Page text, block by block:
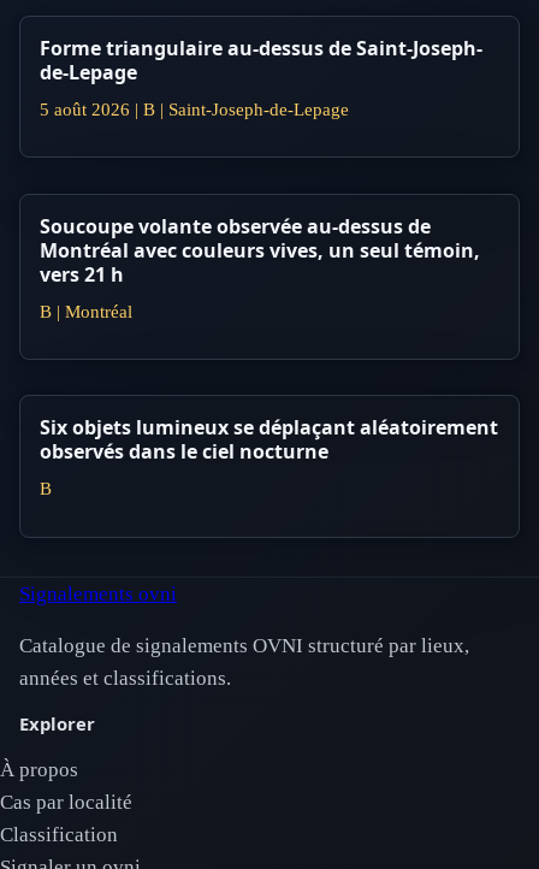
Forme triangulaire au-dessus de Saint-Joseph-
de-Lepage
5 août 2026 | B | Saint-Joseph-de-Lepage
Soucoupe volante observée au-dessus de
Montréal avec couleurs vives, un seul témoin,
vers 21 h
B | Montréal
Six objets lumineux se déplaçant aléatoirement
observés dans le ciel nocturne
B
Signalements ovni
Catalogue de signalements OVNI structuré par lieux,
années et classifications.
Explorer
À propos
Cas par localité
Classification